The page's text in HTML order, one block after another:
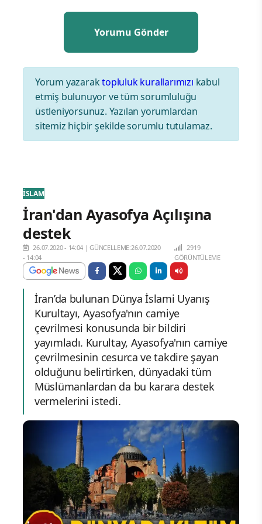
Yorum yazaraktopluluk kurallarımızı kabul
etmiş bulunuyor ve tüm sorumluluğu
üstleniyorsunuz. Yazılan yorumlardan
sitemiz hiçbir şekilde sorumlu tutulamaz.
İSLAM
İran'dan Ayasofya Açılışına
destek
26.07.2020 - 14:04 |GÜNCELLEME:26.07.2020
- 14:04
2919
GÖRÜNTÜLEME
İran’da bulunan Dünya İslami Uyanış
Kurultayı, Ayasofya'nın camiye
çevrilmesi konusunda bir bildiri
yayımladı. Kurultay, Ayasofya'nın camiye
çevrilmesinin cesurca ve takdire şayan
olduğunu belirtirken, dünyadaki tüm
Müslümanlardan da bu karara destek
vermelerini istedi.